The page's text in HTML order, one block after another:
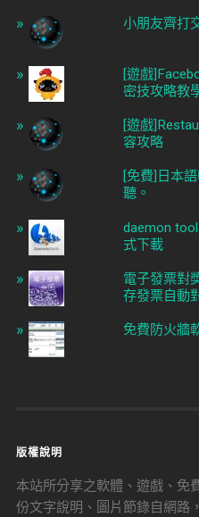
小朋友齊打
[遊戲
密技攻略教
[遊戲
容攻略
[免費]日本
聽。
daemon
式下載
電子發票對
存發票自動
免費防火牆
版權說明
本站所分享之軟體、遊戲、免
份文字說明、圖片節錄自網路